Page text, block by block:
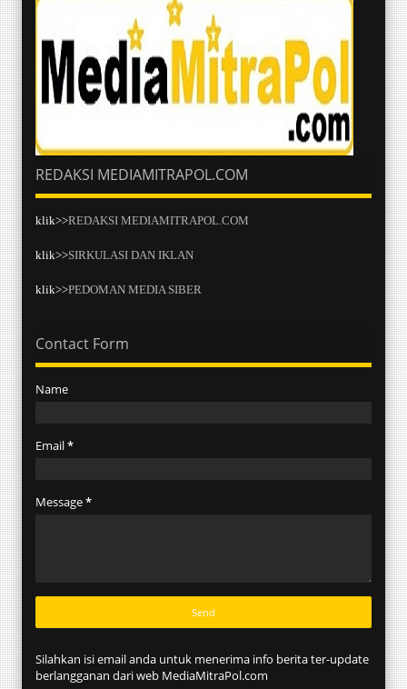
REDAKSI MEDIAMITRAPOL.COM
klik>>REDAKSI MEDIAMITRAPOL.COM
klik>>SIRKULASI DAN IKLAN
klik>>PEDOMAN MEDIA SIBER
Contact Form
Name
Email*
Message*
Silahkan isi email anda untuk menerima info berita ter-update
berlangganan dari web MediaMitraPol.com